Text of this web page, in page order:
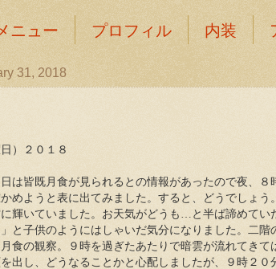
ニュー プロフィル 内装
31, 2018
）２０１８
は皆既月食が見られるとの情報があったので夜、８
めようと表に出てみました。すると、どうでしょう
輝いていました。お天気がどうも…と半ば諦めてい
と子供のようにはしゃいだ気分になりました。二階
食の観察。９時を過ぎたあたりで暗雲が流れてきて
出し、どうなることかと心配しましたが、９時２０